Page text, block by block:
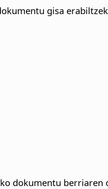
gisa
dokumentu berriaren